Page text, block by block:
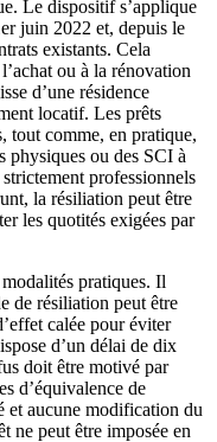
Le dispositif s’applique
juin 2022 et, depuis le
existants. Cela
ou à la rénovation
d’une résidence
locatif. Les prêts
tout comme, en pratique,
physiques ou des SCI à
professionnels
la résiliation peut être
les quotités exigées par
pratiques. Il
de résiliation peut être
calée pour éviter
d’un délai de dix
doit être motivé par
d’équivalence de
et aucune modification du
ne peut être imposée en